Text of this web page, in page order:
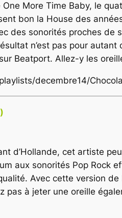
More Time Baby, le
bon la House des
des sonorités proches de
n’est pas pour
Beatport. Allez-y les
decembre14/
d’Hollande, cet artiste
aux sonorités Pop Rock
Avec cette version de
pas à jeter une oreille